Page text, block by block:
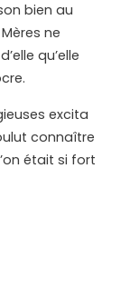
bien au
ne
qu’elle
excita
connaître
était si fort